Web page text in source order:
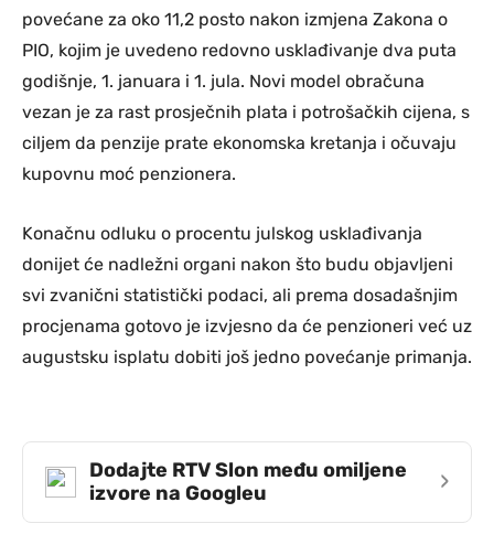
povećane za oko 11,2 posto nakon izmjena Zakona o
PIO, kojim je uvedeno redovno usklađivanje dva puta
godišnje, 1. januara i 1. jula. Novi model obračuna
vezan je za rast prosječnih plata i potrošačkih cijena, s
ciljem da penzije prate ekonomska kretanja i očuvaju
kupovnu moć penzionera.
Konačnu odluku o procentu julskog usklađivanja
donijet će nadležni organi nakon što budu objavljeni
svi zvanični statistički podaci, ali prema dosadašnjim
procjenama gotovo je izvjesno da će penzioneri već uz
augustsku isplatu dobiti još jedno povećanje primanja.
Dodajte RTV Slon među omiljene
izvore na Googleu
›